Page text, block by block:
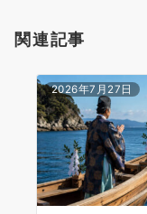
関連記事
2026年7月27日